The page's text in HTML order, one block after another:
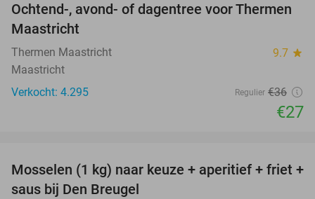
25%
Ochtend-, avond- of dagentree voor Thermen
Maastricht
Thermen Maastricht 9.7 star
Maastricht
Verkocht: 4.295
Regulier €36
€27
34%
Mosselen (1 kg) naar keuze + aperitief + friet +
saus bij Den Breugel